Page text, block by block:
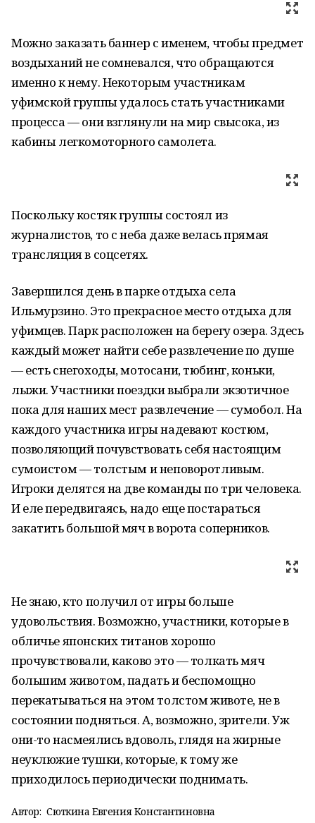
Можно заказать баннер с именем, чтобы предмет
воздыханий не сомневался, что обращаются
именно к нему. Некоторым участникам
уфимской группы удалось стать участниками
процесса — они взглянули на мир свысока, из
кабины легкомоторного самолета.
Поскольку костяк группы состоял из
журналистов, то с неба даже велась прямая
трансляция в соцсетях.
Завершился день в парке отдыха села
Ильмурзино. Это прекрасное место отдыха для
уфимцев. Парк расположен на берегу озера. Здесь
каждый может найти себе развлечение по душе
— есть снегоходы, мотосани, тюбинг, коньки,
лыжи. Участники поездки выбрали экзотичное
пока для наших мест развлечение — сумобол. На
каждого участника игры надевают костюм,
позволяющий почувствовать себя настоящим
сумоистом — толстым и неповоротливым.
Игроки делятся на две команды по три человека.
И еле передвигаясь, надо еще постараться
закатить большой мяч в ворота соперников.
Не знаю, кто получил от игры больше
удовольствия. Возможно, участники, которые в
обличье японских титанов хорошо
прочувствовали, каково это — толкать мяч
большим животом, падать и беспомощно
перекатываться на этом толстом животе, не в
состоянии подняться. А, возможно, зрители. Уж
они-то насмеялись вдоволь, глядя на жирные
неуклюжие тушки, которые, к тому же
приходилось периодически поднимать.
Автор: Сюткина Евгения Константиновна